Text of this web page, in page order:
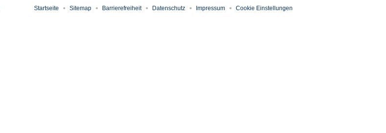
Startseite Sitemap Barrierefreiheit Datenschutz Impressum Cookie Einstellungen